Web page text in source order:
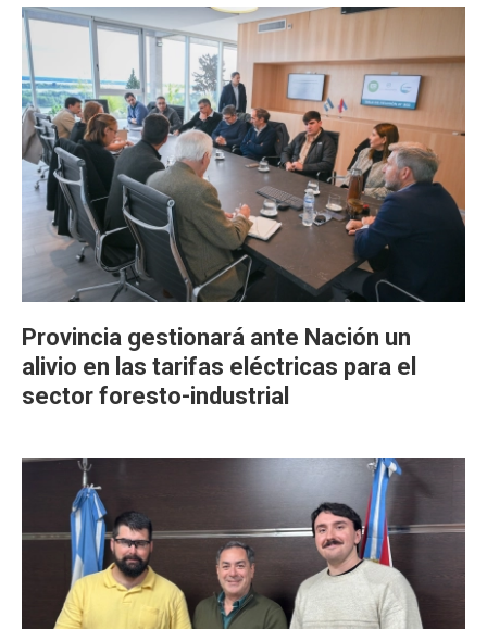
Provincia gestionará ante Nación un
alivio en las tarifas eléctricas para el
sector foresto-industrial